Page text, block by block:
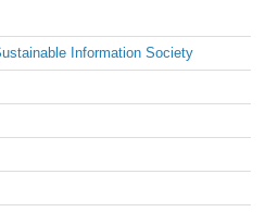
Information Society